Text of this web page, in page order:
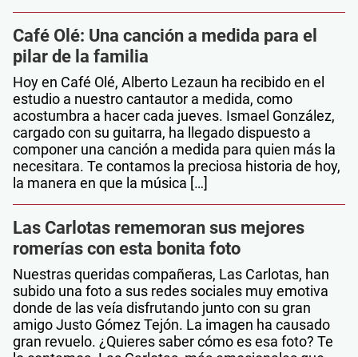
Café Olé: Una canción a medida para el
pilar de la familia
Hoy en Café Olé, Alberto Lezaun ha recibido en el
estudio a nuestro cantautor a medida, como
acostumbra a hacer cada jueves. Ismael González,
cargado con su guitarra, ha llegado dispuesto a
componer una canción a medida para quien más la
necesitara. Te contamos la preciosa historia de hoy,
la manera en que la música […]
Las Carlotas rememoran sus mejores
romerías con esta bonita foto
Nuestras queridas compañeras, Las Carlotas, han
subido una foto a sus redes sociales muy emotiva
donde de las veía disfrutando junto con su gran
amigo Justo Gómez Tejón. La imagen ha causado
gran revuelo. ¿Quieres saber cómo es esa foto? Te